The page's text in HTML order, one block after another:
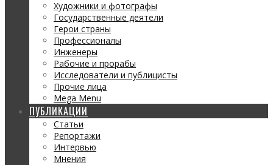
Художники и фотографы
Государственные деятели
Герои страны
Профессионалы
Инженеры
Рабочие и прорабы
Исследователи и публицисты
Прочие лица
Mega Menu
ПУБЛИКАЦИИ
Статьи
Репортажи
Интервью
Мнения